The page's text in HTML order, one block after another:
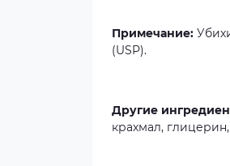
Примечание:
(USP).
Другие
крахмал,